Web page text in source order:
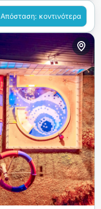
Απόσταση: κοντινότερα